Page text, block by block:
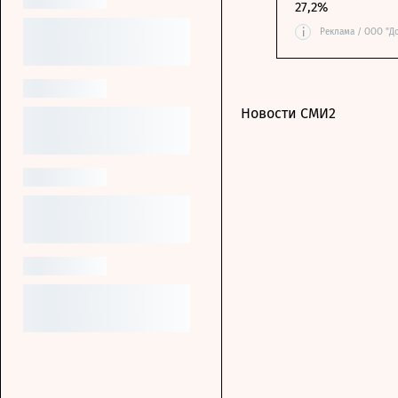
27,2%
i Реклама / ООО
Новости СМИ2